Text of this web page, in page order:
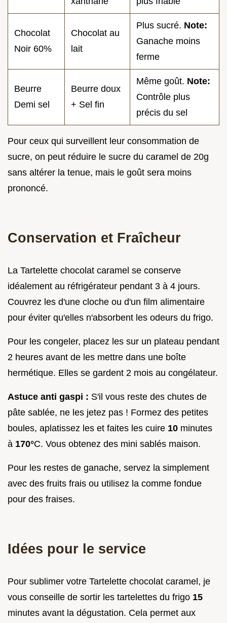
Chocolat
Noir 60%
Chocolat au
lait
Plus sucré. Note:
Ganache moins
ferme
Beurre
Demi sel
Beurre doux
+ Sel fin
Même goût. Note:
Contrôle plus
précis du sel
Pour ceux qui surveillent leur consommation de
sucre, on peut réduire le sucre du caramel de 20g
sans altérer la tenue, mais le goût sera moins
prononcé.
Conservation et Fraîcheur
La Tartelette chocolat caramel se conserve
idéalement au réfrigérateur pendant 3 à 4 jours.
Couvrez les d'une cloche ou d'un film alimentaire
pour éviter qu'elles n'absorbent les odeurs du frigo.
Pour les congeler, placez les sur un plateau pendant
2 heures avant de les mettre dans une boîte
hermétique. Elles se gardent 2 mois au congélateur.
Astuce anti gaspi : S'il vous reste des chutes de
pâte sablée, ne les jetez pas ! Formez des petites
boules, aplatissez les et faites les cuire 10 minutes
à 170°C. Vous obtenez des mini sablés maison.
Pour les restes de ganache, servez la simplement
avec des fruits frais ou utilisez la comme fondue
pour des fraises.
Idées pour le service
Pour sublimer votre Tartelette chocolat caramel, je
vous conseille de sortir les tartelettes du frigo 15
minutes avant la dégustation. Cela permet aux